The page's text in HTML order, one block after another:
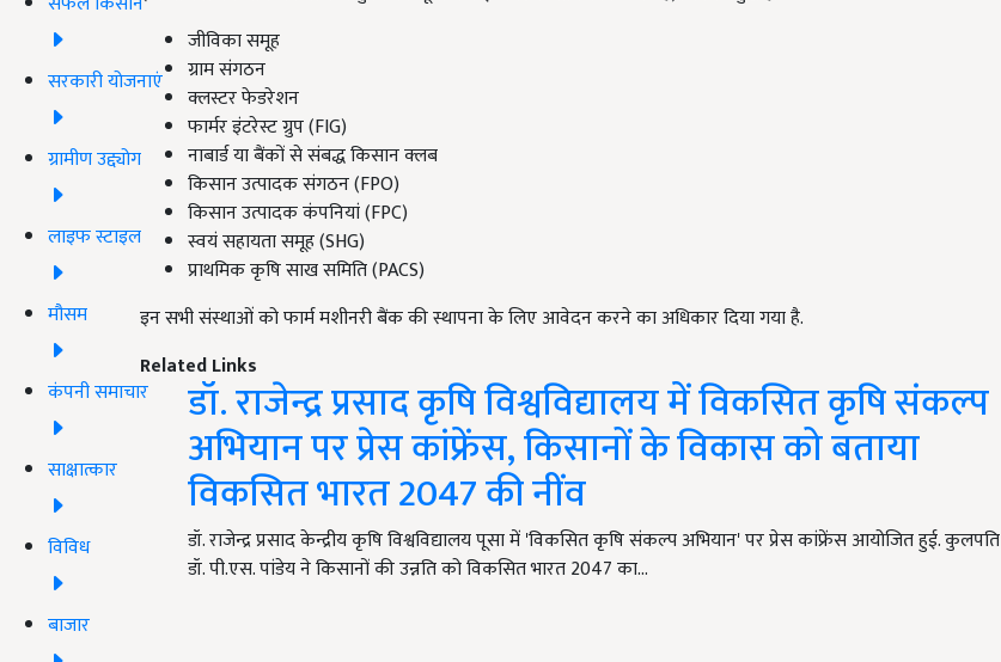
सरकारी योजनाएं
ग्रामीण उद्द्योग
लाइफ स्टाइल
मौसम
कंपनी समाचार
साक्षात्कार
विविध
बाजार
जीविका समूह
ग्राम संगठन
क्लस्टर फेडरेशन
फार्मर इंटरेस्ट ग्रुप (FIG)
नाबार्ड या बैंकों से संबद्ध किसान क्लब
किसान उत्पादक संगठन (FPO)
किसान उत्पादक कंपनियां (FPC)
स्वयं सहायता समूह (SHG)
प्राथमिक कृषि साख समिति (PACS)
इन सभी संस्थाओं को फार्म मशीनरी बैंक की स्थापना के लिए आवेदन करने का अधिकार दिया गया है.
Related Links
डॉ. राजेन्द्र प्रसाद कृषि विश्वविद्यालय में विकसित कृषि संकल्प
अभियान पर प्रेस कांफ्रेंस, किसानों के विकास को बताया
विकसित भारत 2047 की नींव
डॉ. राजेन्द्र प्रसाद केन्द्रीय कृषि विश्वविद्यालय पूसा में 'विकसित कृषि संकल्प अभियान' पर प्रेस कांफ्रेंस आयोजित हुई. कुलपति
डॉ. पी.एस. पांडेय ने किसानों की उन्नति को विकसित भारत 2047 का…